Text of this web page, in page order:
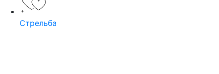
Стрельба